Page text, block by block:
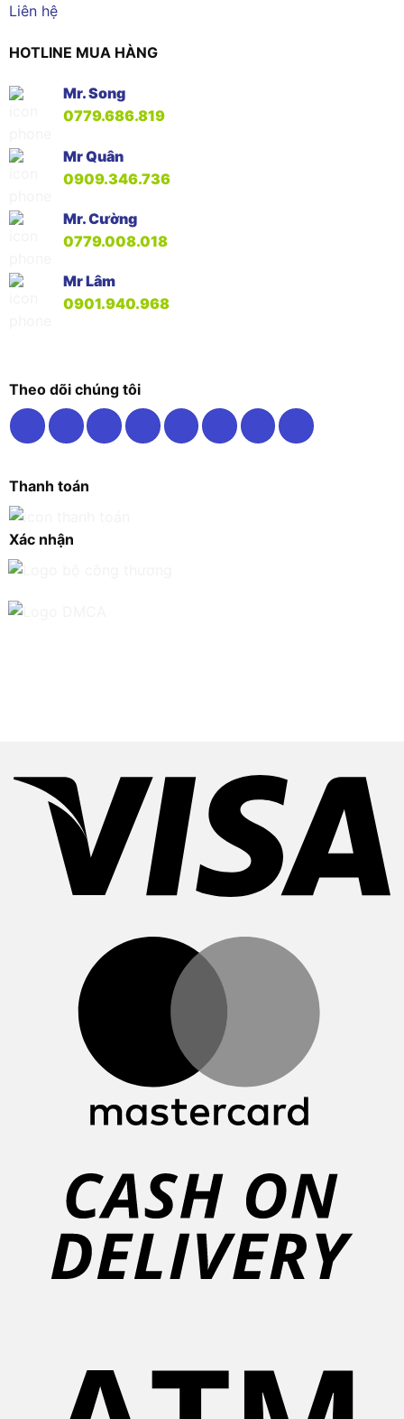
Liên hệ
HOTLINE MUA HÀNG
Mr. Song
0779.686.819
Mr Quân
0909.346.736
Mr. Cường
0779.008.018
Mr Lâm
0901.940.968
Theo dõi chúng tôi
Thanh toán
Xác nhận